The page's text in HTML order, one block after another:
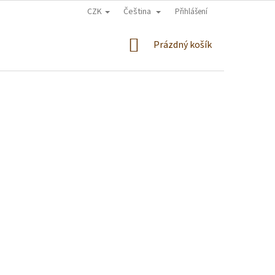
CZK Čeština Přihlášení
NÁKUPNÍ
Prázdný košík